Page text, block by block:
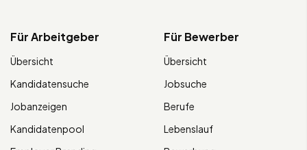
Für Arbeitgeber
Übersicht
Kandidatensuche
Jobanzeigen
Kandidatenpool
Für Bewerber
Übersicht
Jobsuche
Berufe
Lebenslauf